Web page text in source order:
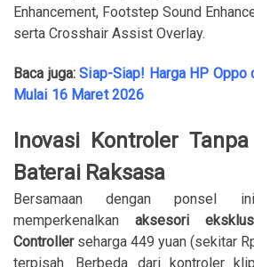
Enhancement, Footstep Sound
serta Crosshair Assist Overlay.
Baca juga:Siap-Siap! Harga HP Oppo
Mulai 16 Maret 2026
Inovasi Kontroler
Baterai Raksasa
Bersamaan dengan ponsel
memperkenalkan aksesori
Controllerseharga 449 yuan (sekitar
terpisah. Berbeda dari kontroler